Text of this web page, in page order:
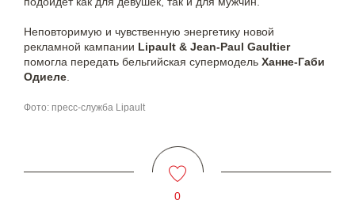
Неповторимую и чувственную энергетику новой
рекламной кампании Lipault & Jean-Paul Gaultier
помогла передать бельгийская супермодель Ханне-Габи
Одиеле
Фото: пресс-служба Lipault
0